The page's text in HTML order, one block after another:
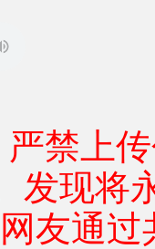
严禁上
发现将
友通